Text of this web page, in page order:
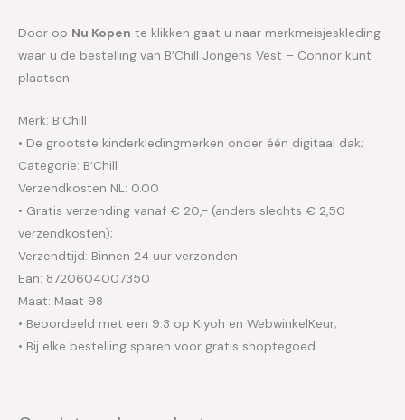
Door op Nu Kopen te klikken gaat u naar merkmeisjeskleding
waar u de bestelling van B’Chill Jongens Vest – Connor kunt
plaatsen.
Merk: B’Chill
• De grootste kinderkledingmerken onder één digitaal dak;
Categorie: B’Chill
Verzendkosten NL: 0.00
• Gratis verzending vanaf € 20,- (anders slechts € 2,50
verzendkosten);
Verzendtijd: Binnen 24 uur verzonden
Ean: 8720604007350
Maat: Maat 98
• Beoordeeld met een 9.3 op Kiyoh en WebwinkelKeur;
• Bij elke bestelling sparen voor gratis shoptegoed.